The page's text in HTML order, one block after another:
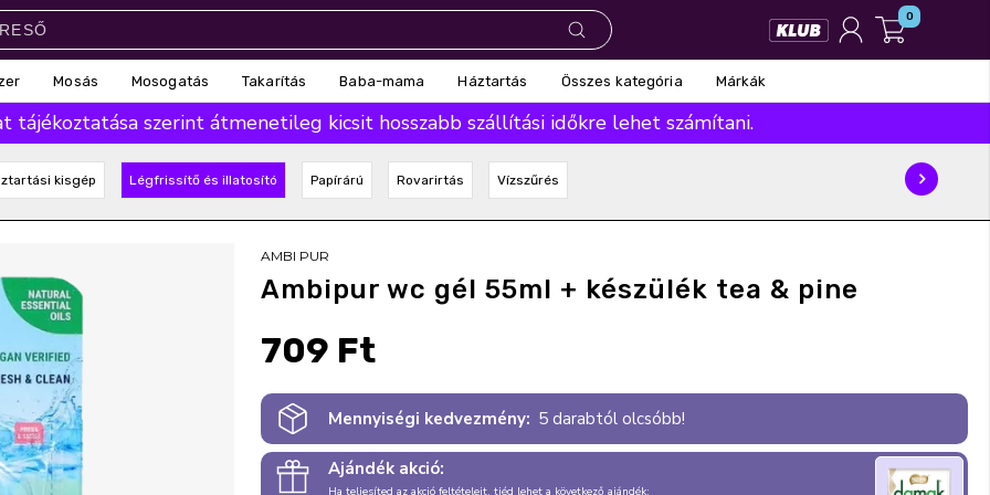
0
Mosás Mosogatás Takarítás Baba-mama Háztartás Összes kategória Márkák
tájékoztatása szerint átmenetileg kicsit hosszabb szállítási időkre lehet számítani.
kisgép Légfrissítő és illatosító Papírárú Rovarirtás Vízszűrés
AMBI PUR
Ambipur wc gél 55ml + készülék tea & pine
709 Ft
Mennyiségi kedvezmény: 5 darabtól olcsóbb!
Ajándék akció: